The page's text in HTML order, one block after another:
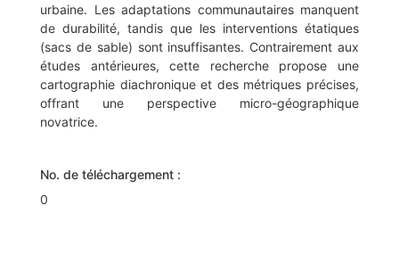
urbaine. Les adaptations communautaires manquent
de durabilité, tandis que les interventions étatiques
(sacs de sable) sont insuffisantes. Contrairement aux
études antérieures, cette recherche propose une
cartographie diachronique et des métriques précises,
offrant une perspective micro-géographique
novatrice.
No. de téléchargement :
0